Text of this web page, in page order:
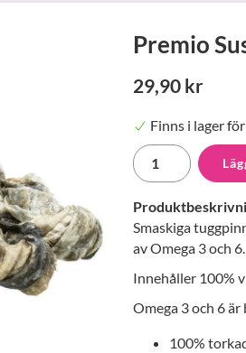
Premio
29,90 kr
Finns i lager
Smaskiga
av Omega 3 och 6.
Innehåller 100%
Omega 3 och 6
100%